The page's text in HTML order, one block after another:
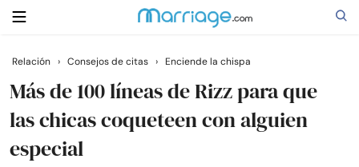
Buscar
Casarse
Relación › Consejos de citas › Enciende la chispa
Más de 100 líneas de Rizz para que
las chicas coqueteen con alguien
especial